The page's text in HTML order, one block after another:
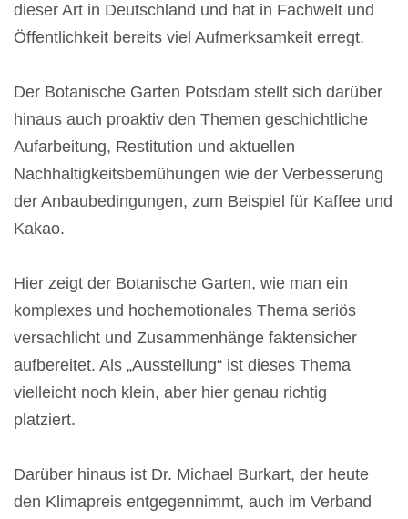
dieser Art in Deutschland und hat in Fachwelt und
Öffentlichkeit bereits viel Aufmerksamkeit erregt.
Der Botanische Garten Potsdam stellt sich darüber
hinaus auch proaktiv den Themen geschichtliche
Aufarbeitung, Restitution und aktuellen
Nachhaltigkeitsbemühungen wie der Verbesserung
der Anbaubedingungen, zum Beispiel für Kaffee und
Kakao.
Hier zeigt der Botanische Garten, wie man ein
komplexes und hochemotionales Thema seriös
versachlicht und Zusammenhänge faktensicher
aufbereitet. Als „Ausstellung“ ist dieses Thema
vielleicht noch klein, aber hier genau richtig
platziert.
Darüber hinaus ist Dr. Michael Burkart, der heute
den Klimapreis entgegennimmt, auch im Verband